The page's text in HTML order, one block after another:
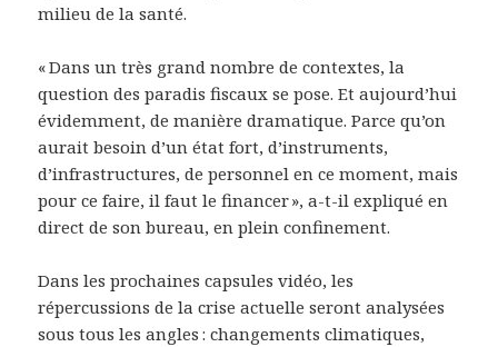
milieu de la santé.
« Dans un très grand nombre de contextes, la
question des paradis fiscaux se pose. Et aujourd’hui
évidemment, de manière dramatique. Parce qu’on
aurait besoin d’un état fort, d’instruments,
d’infrastructures, de personnel en ce moment, mais
pour ce faire, il faut le financer », a-t-il expliqué en
direct de son bureau, en plein confinement.
Dans les prochaines capsules vidéo, les
répercussions de la crise actuelle seront analysées
sous tous les angles : changements climatiques,